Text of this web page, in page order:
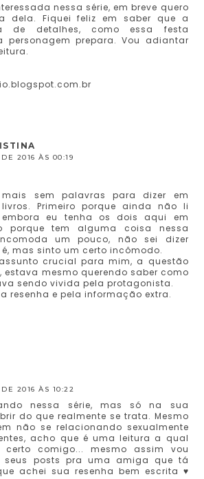
nessa série, em breve quero
dela. Fiquei feliz em saber que a
de detalhes, como essa festa
personagem prepara. Vou adiantar
DE 2016 ÀS 00:19
sem palavras para dizer em
Primeiro porque ainda não li
embora eu tenha os dois aqui em
porque tem alguma coisa nessa
um pouco, não sei dizer
mas sinto um certo incômodo.
crucial para mim, a questão
estava mesmo querendo saber como
sendo vivida pela protagonista.
resenha e pela informação extra.
DE 2016 ÀS 10:22
nessa série, mas só na sua
do que realmente se trata. Mesmo
não se relacionando sexualmente
acho que é uma leitura a qual
comigo... mesmo assim vou
seus posts pra uma amiga que tá
achei sua resenha bem escrita ♥